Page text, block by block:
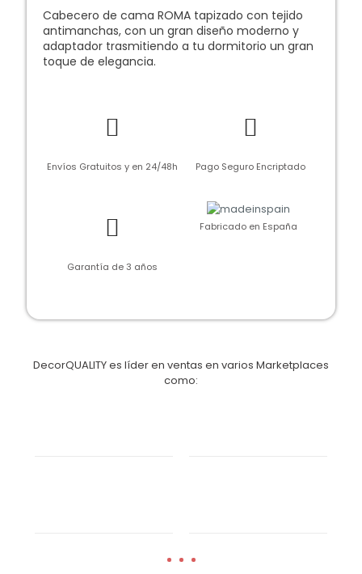
Cabecero de cama ROMA tapizado con tejido
antimanchas, con un gran diseño moderno y
adaptador trasmitiendo a tu dormitorio un gran
toque de elegancia.
Envíos Gratuitos y en 24/48h Pago Seguro Encriptado
Garantía de 3 años
Fabricado en España
DecorQUALITY es líder en ventas en varios Marketplaces
como: